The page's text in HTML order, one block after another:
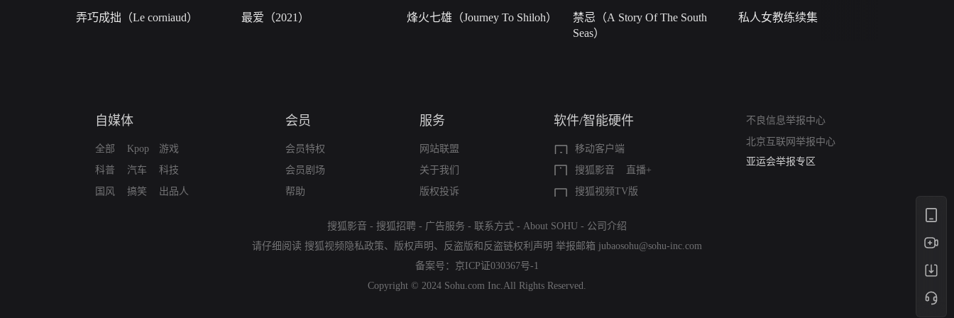
弄巧成拙（Le corniaud） 最爱（2021） 烽火七雄（Journey To Shiloh）
禁忌（A Story Of The South
Seas）
私人女教练续集
自媒体
全部
科普
国风
Kpop
汽车
搞笑
游戏
科技
出品人
会员
会员特权
会员剧场
帮助
服务
网站联盟
关于我们
版权投诉
软件/智能硬件
移动客户端
搜狐影音
直播+
搜狐视频TV版
不良信息举报中心
北京互联网举报中心
亚运会举报专区
涉历史虚无举报
搜狐影音 - 搜狐招聘 - 广告服务 - 联系方式 - About SOHU - 公司介绍
请仔细阅读 搜狐视频隐私政策、 版权声明 、 反盗版和反盗链权利声明 举报邮箱 jubaosohu@sohu-inc.com
备案号： 京ICP证030367号-1
Copyright © 2024 Sohu.com Inc.All Rights Reserved.